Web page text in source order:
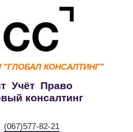
"ГЛОБАЛ КОНСАЛТИНГ"
Учёт Право
консалтинг
(067)577-82-21